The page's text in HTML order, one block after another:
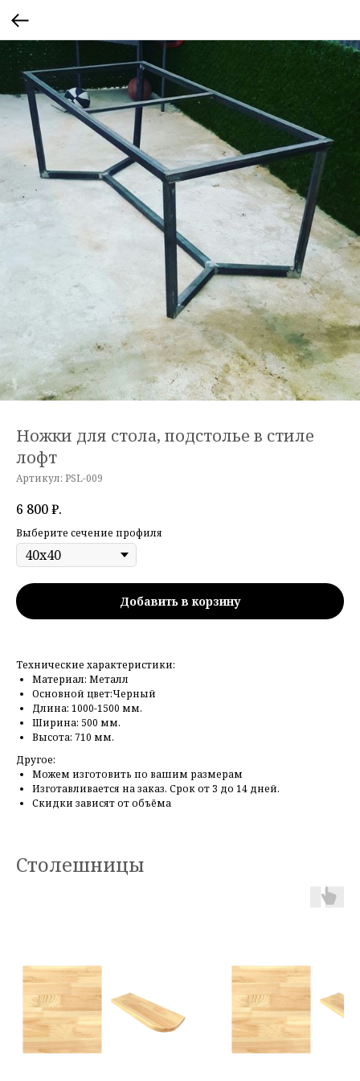
Ножки для стола, подстолье в стиле
лофт
Артикул: PSL-009
6 800₽.
Выберите сечение профиля
Добавить в корзину
Технические характеристики:
Материал: Металл
Основной цвет:Черный
Длина: 1000-1500 мм.
Ширина: 500 мм.
Высота: 710 мм.
Другое:
Можем изготовить по вашим размерам
Изготавливается на заказ. Срок от 3 до 14 дней.
Скидки зависят от объёма
Столешницы